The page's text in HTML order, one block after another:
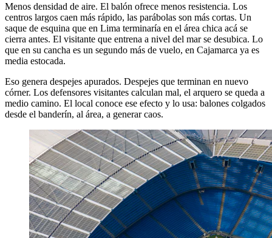
Menos densidad de aire. El balón ofrece menos resistencia. Los
centros largos caen más rápido, las parábolas son más cortas. Un
saque de esquina que en Lima terminaría en el área chica acá se
cierra antes. El visitante que entrena a nivel del mar se desubica. Lo
que en su cancha es un segundo más de vuelo, en Cajamarca ya es
media estocada.
Eso genera despejes apurados. Despejes que terminan en nuevo
córner. Los defensores visitantes calculan mal, el arquero se queda a
medio camino. El local conoce ese efecto y lo usa: balones colgados
desde el banderín, al área, a generar caos.